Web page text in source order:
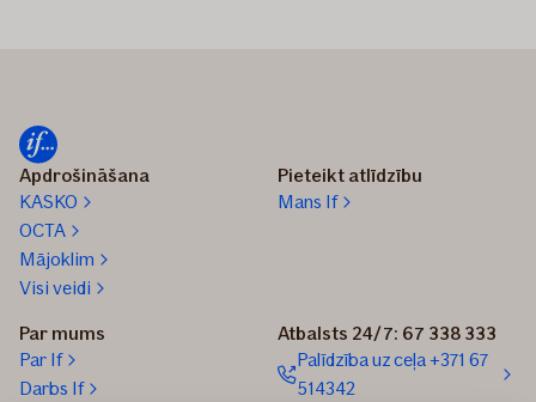
Apdrošināšana
KASKO
OCTA
Mājoklim
Visi veidi
Pieteikt atlīdzību
Mans If
Par mums
Par If
Darbs If
Atbalsts 24/7: 67 338 333
Palīdzība uz ceļa +371 67
514342